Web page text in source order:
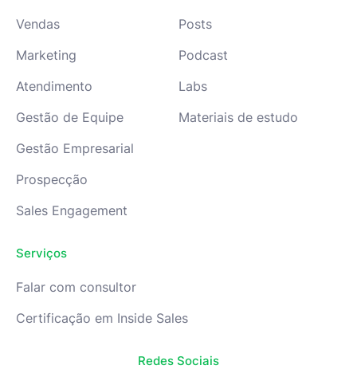
Vendas
Marketing
Atendimento
Gestão de Equipe
Gestão Empresarial
Prospecção
Sales Engagement
Posts
Podcast
Labs
Materiais de estudo
Serviços
Falar com consultor
Certificação em Inside Sales
Redes Sociais